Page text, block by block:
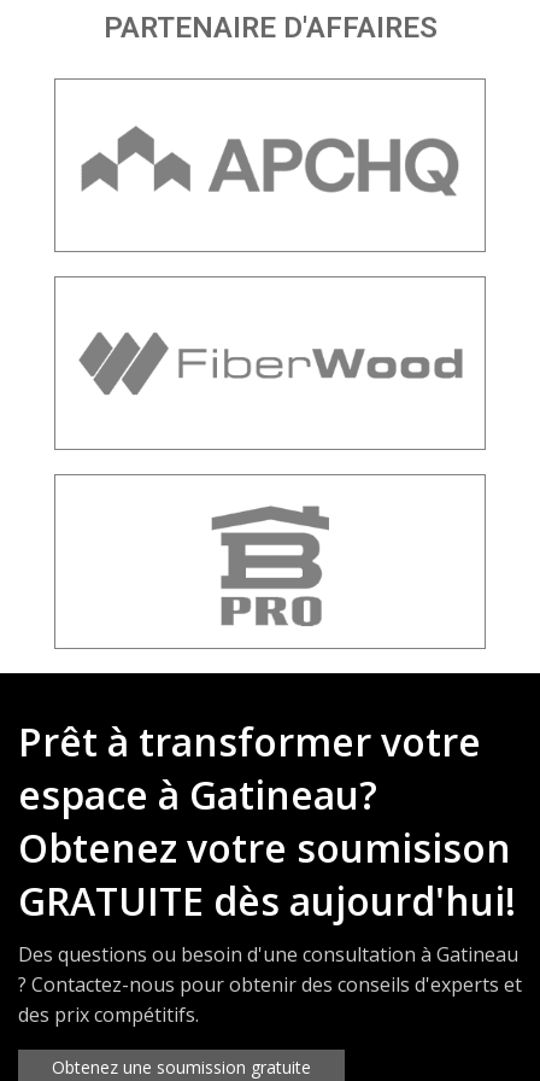
PARTENAIRE D'AFFAIRES
Prêt à transformer votre
espace à Gatineau?
Obtenez votre soumisison
GRATUITE dès aujourd'hui!
Des questions ou besoin d'une consultation à Gatineau
? Contactez-nous pour obtenir des conseils d'experts et
des prix compétitifs.
Obtenez une soumission gratuite